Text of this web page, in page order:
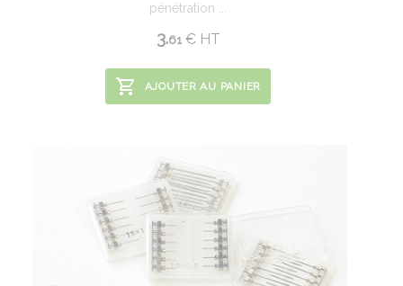
pénétration ...
3.61 €HT
AJOUTER AU PANIER